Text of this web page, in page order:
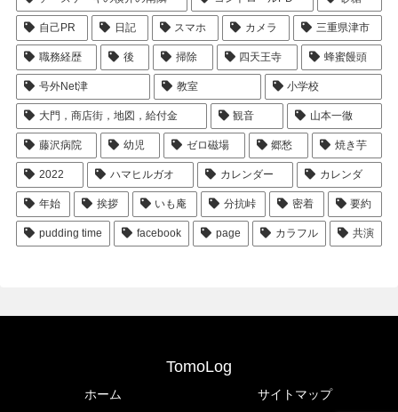
自己PR 日記 スマホ カメラ 三重県津市
職務経歴 後 掃除 四天王寺 蜂蜜饅頭
号外Net津 教室 小学校
大門，商店街，地図，給付金 観音 山本一徹
藤沢病院 幼児 ゼロ磁場 郷愁 焼き芋
2022 ハマヒルガオ カレンダー カレンダ
年始 挨拶 いも庵 分抗峠 密着 要約
pudding time facebook page カラフル 共演
TomoLog
ホーム サイトマップ